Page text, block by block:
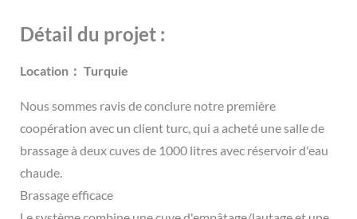
Détail du projet :
Location： Turquie
Nous sommes ravis de conclure notre première
coopération avec un client turc, qui a acheté une salle de
brassage à deux cuves de 1000 litres avec réservoir d'eau
chaude.
Brassage efficace